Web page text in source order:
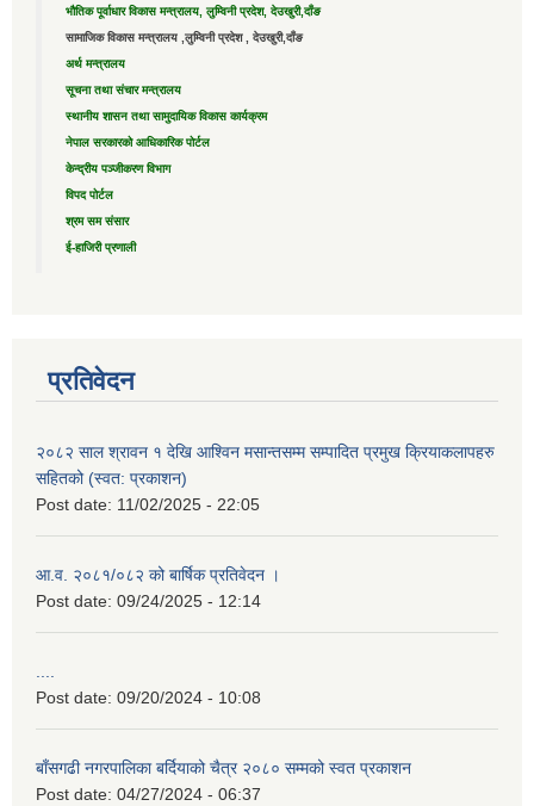
भौतिक पूर्वाधार विकास मन्त्रालय, लुम्विनी प्रदेश, देउखुरी,दाँङ
सामाजिक विकास मन्त्रालय ,लुम्विनी प्रदेश , देउखुरी,दाँङ
अर्थ मन्त्रालय
सूचना तथा संचार मन्त्रालय
स्थानीय शासन तथा सामुदायिक विकास कार्यक्रम
नेपाल सरकारको आधिकारिक पोर्टल
केन्द्रीय पञ्जीकरण विभाग
विपद पोर्टल
श्रम सम संसार
ई-हाजिरी प्रणाली
प्रतिवेदन
२०८२ साल श्रावन १ देखि आश्विन मसान्तसम्म सम्पादित प्रमुख क्रियाकलापहरु
सहितको (स्वत: प्रकाशन)
Post date: 11/02/2025 - 22:05
आ.व. २०८१/०८२ को बार्षिक प्रतिवेदन ।
Post date: 09/24/2025 - 12:14
....
Post date: 09/20/2024 - 10:08
बाँसगढी नगरपालिका बर्दियाको चैत्र २०८० सम्मको स्वत प्रकाशन
Post date: 04/27/2024 - 06:37